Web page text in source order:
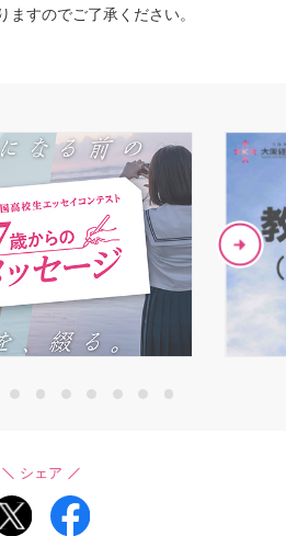
ますのでご了承ください。
5 7 9
シェア